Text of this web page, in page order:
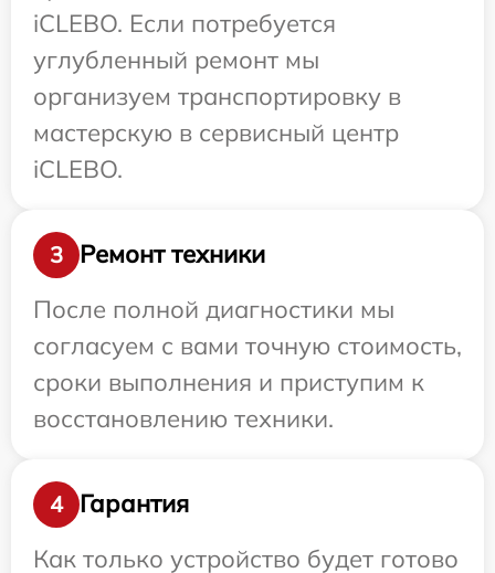
iCLEBO. Если потребуется
углубленный ремонт мы
организуем транспортировку в
мастерскую в сервисный центр
iCLEBO.
3
Ремонт техники
После полной диагностики мы
согласуем с вами точную стоимость,
сроки выполнения и приступим к
восстановлению техники.
4
Гарантия
Как только устройство будет готово